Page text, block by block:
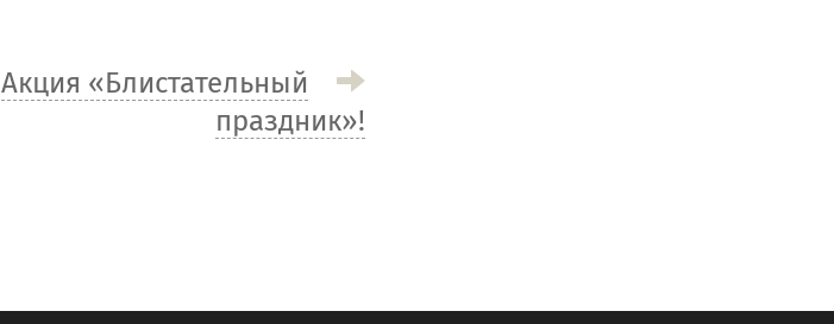
Акция «Блистательный
праздник»!